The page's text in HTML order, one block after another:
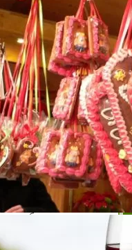
в облеклото Ви
обувки